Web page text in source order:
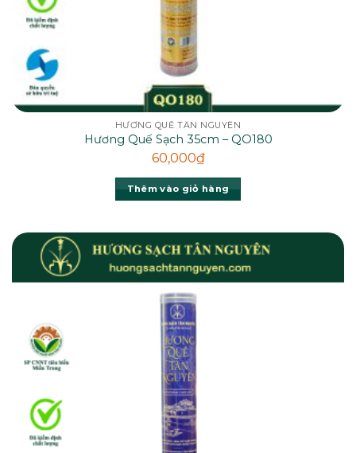
HƯƠNG QUẾ TÂN NGUYÊN
Hương Quế Sạch 35cm – QO180
60,000₫
Thêm vào giỏ hàng